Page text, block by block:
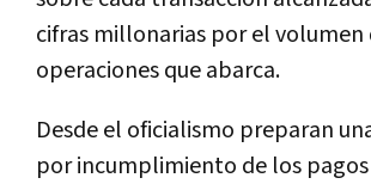
cifras millonarias por el volumen
operaciones que abarca.
Desde el oficialismo preparan
por incumplimiento de los